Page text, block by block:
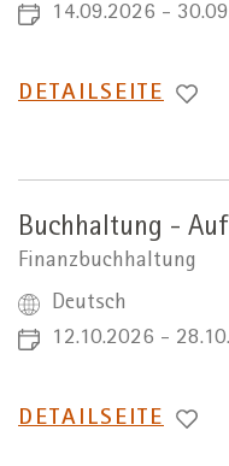
14.09.2026 -
WECHSEL
DETAILSEITE
Buchhaltung -
Finanzbuchhaltung
Deutsch
12.10.2026 -
WECHSEL
DETAILSEITE